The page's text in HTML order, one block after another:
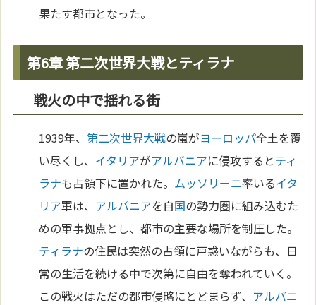
果たす都市となった。
第6章 第二次世界大戦とティラナ
戦火の中で揺れる街
1939年、第二次世界大戦の嵐がヨーロッパ全土を覆
い尽くし、 イタリアがアルバニアに侵攻するとティ
ラナも占領下に置かれた。 ムッソリーニ率いるイタ
リア軍は、 アルバニアを自国の勢力圏に組み込むた
めの軍事拠点とし、都市の主要な場所を制圧した。
ティラナの住民は突然の占領に戸惑いながらも、日
常の生活を続ける中で次第に自由を奪われていく。
この戦火はただの都市侵略にとどまらず、 アルバニ